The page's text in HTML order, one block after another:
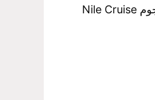
الخلابة اتصل بنا الأن و احجز رحلات نيلية غداء و رحلات نيلية عشاء الباخرة نايل كروز VIP نجوم Nile Cruise